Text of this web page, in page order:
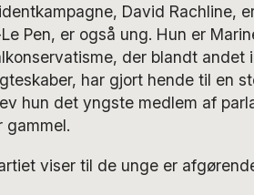
David Rachline,
Pen, er også ung. Hun er
der blandt
har gjort hende til en
hun det yngste medlem af
gammel.
viser til de unge er